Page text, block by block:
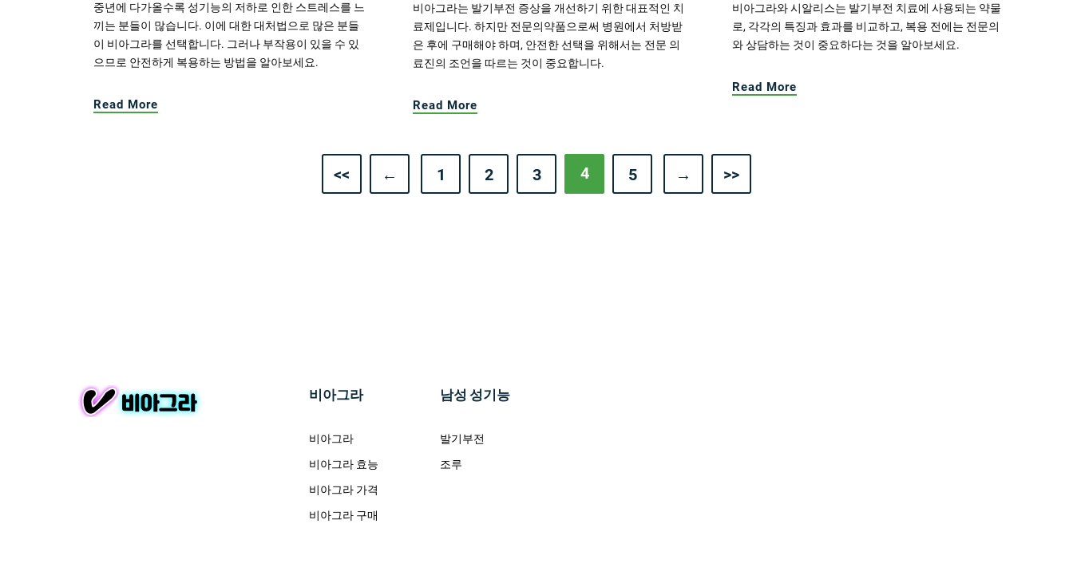
중년에 다가올수록 성기능의 저하로 인한 스트레스를 느
끼는 분들이 많습니다. 이에 대한 대처법으로 많은 분들
이 비아그라를 선택합니다. 그러나 부작용이 있을 수 있
으므로 안전하게 복용하는 방법을 알아보세요.
Read More
비아그라는 발기부전 증상을 개선하기 위한 대표적인 치
료제입니다. 하지만 전문의약품으로써 병원에서 처방받
은 후에 구매해야 하며, 안전한 선택을 위해서는 전문 의
료진의 조언을 따르는 것이 중요합니다.
Read More
비아그라와 시알리스는 발기부전 치료에 사용되는 약물
로, 각각의 특징과 효과를 비교하고, 복용 전에는 전문의
와 상담하는 것이 중요하다는 것을 알아보세요.
Read More
<< ← 1 2 3 4 5 → >>
비아그라
비아그라
비아그라 효능
비아그라 가격
비아그라 구매
남성 성기능
발기부전
조루